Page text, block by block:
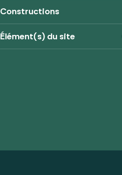
Constructions
Élément(s) du site